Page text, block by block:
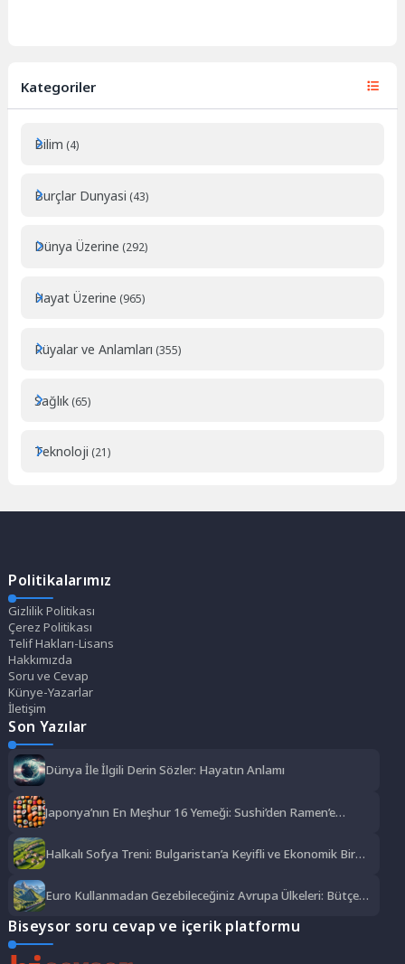
Kategoriler
Bilim (4)
Burçlar Dunyasi (43)
Dünya Üzerine (292)
Hayat Üzerine (965)
Rüyalar ve Anlamları (355)
Sağlık (65)
Teknoloji (21)
Politikalarımız
Gizlilik Politikası
Çerez Politikası
Telif Hakları-Lisans
Hakkımızda
Soru ve Cevap
Künye-Yazarlar
İletişim
Son Yazılar
Dünya İle İlgili Derin Sözler: Hayatın Anlamı
Japonya’nın En Meşhur 16 Yemeği: Sushi’den Ramen’e
Halkalı Sofya Treni: Bulgaristan’a Keyifli ve Ekonomik Bir
Euro Kullanmadan Gezebileceğiniz Avrupa Ülkeleri: Bütçe
Biseysor soru cevap ve içerik platformu